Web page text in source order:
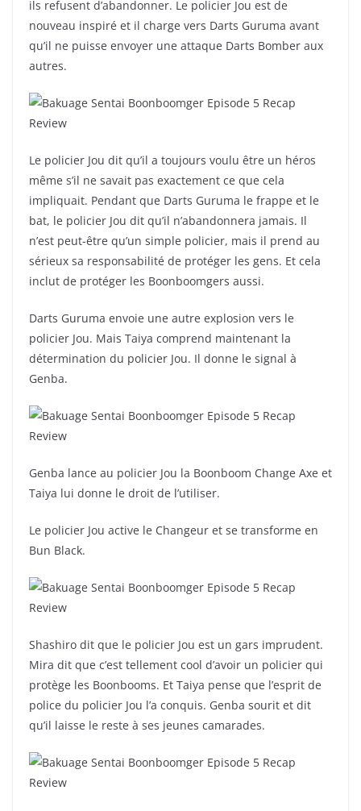
ils refusent d’abandonner. Le policier Jou est de
nouveau inspiré et il charge vers Darts Guruma avant
qu’il ne puisse envoyer une attaque Darts Bomber aux
autres.
Le policier Jou dit qu’il a toujours voulu être un héros
même s’il ne savait pas exactement ce que cela
impliquait. Pendant que Darts Guruma le frappe et le
bat, le policier Jou dit qu’il n’abandonnera jamais. Il
n’est peut-être qu’un simple policier, mais il prend au
sérieux sa responsabilité de protéger les gens. Et cela
inclut de protéger les Boonboomgers aussi.
Darts Guruma envoie une autre explosion vers le
policier Jou. Mais Taiya comprend maintenant la
détermination du policier Jou. Il donne le signal à
Genba.
Genba lance au policier Jou la Boonboom Change Axe et
Taiya lui donne le droit de l’utiliser.
Le policier Jou active le Changeur et se transforme en
Bun Black.
Shashiro dit que le policier Jou est un gars imprudent.
Mira dit que c’est tellement cool d’avoir un policier qui
protège les Boonbooms. Et Taiya pense que l’esprit de
police du policier Jou l’a conquis. Genba sourit et dit
qu’il laisse le reste à ses jeunes camarades.